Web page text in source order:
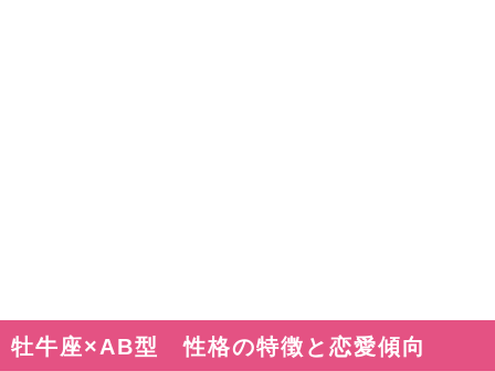
牡牛座×AB型 性格の特徴と恋愛傾向